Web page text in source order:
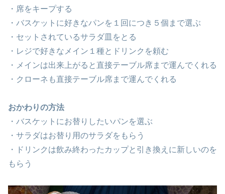
・席をキープする
・バスケットに好きなパンを１回につき５個まで選ぶ
・セットされているサラダ皿をとる
・レジで好きなメイン１種とドリンクを頼む
・メインは出来上がると直接テーブル席まで運んでくれる
・クローネも直接テーブル席まで運んでくれる
おかわりの方法
・バスケットにお替りしたいパンを選ぶ
・サラダはお替り用のサラダをもらう
・ドリンクは飲み終わったカップと引き換えに新しいのを
もらう